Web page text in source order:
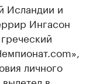
Исландии и
Ингасон
личного